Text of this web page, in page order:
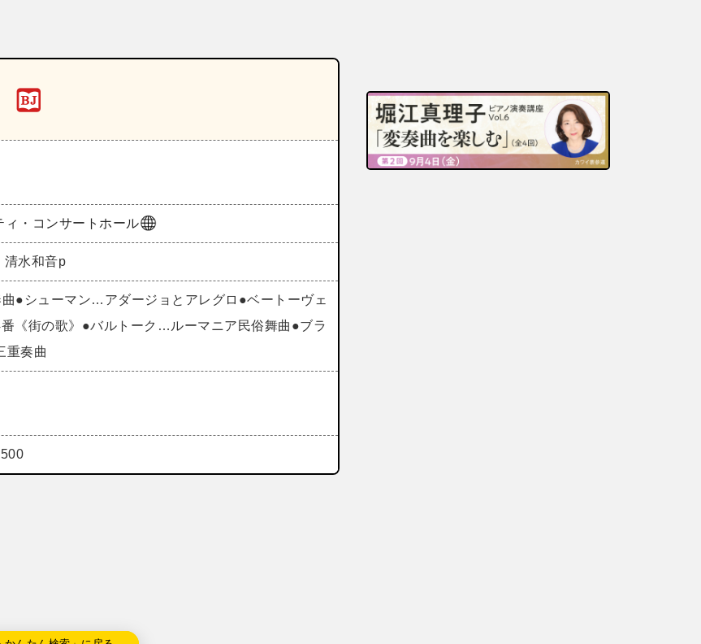
ィ・コンサートホール
水和音p
●シューマン…アダージョとアレグロ●ベートーヴェ
《街の歌》●バルトーク…ルーマニア民俗舞曲●ブラ
重奏曲